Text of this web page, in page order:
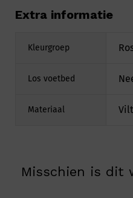
Extra informatie
Kleurgroep
Los voetbed
Materiaal Vilt
Misschien is dit